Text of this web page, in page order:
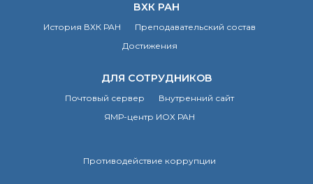
ВХК РАН
История ВХК РАН
Преподавательский состав
Достижения
ДЛЯ СОТРУДНИКОВ
Почтовый сервер
Внутренний сайт
ЯМР-центр ИОХ РАН
Противодействие коррупции